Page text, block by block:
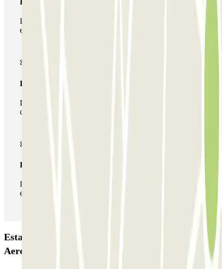
Passe simples
Durante a sua estadia, só poderá entrar e sair do parque de
estacionamento uma vez.
Passe multiestacionamento
Durante a sua estadia, pode utilizar toda a rede de parques
de estacionamento deste operador disponível em Parclick.
Passe ilimitado
Durante a sua estadia, pode entrar e sair do parque de
estacionamento as vezes que quiser.
Estacionamento Hotel Crowne Plaza - P&R -
Aeropuerto de Madrid-Barajas: Opiniões